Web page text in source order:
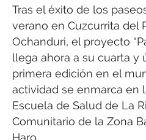
Tras el éxito de los
verano en Cuzcurrita del
Ochanduri, el proyecto
llega ahora a su cuarta y
primera edición en el
actividad se enmarca en
Escuela de Salud de La
Comunitario de la Zona
Haro.